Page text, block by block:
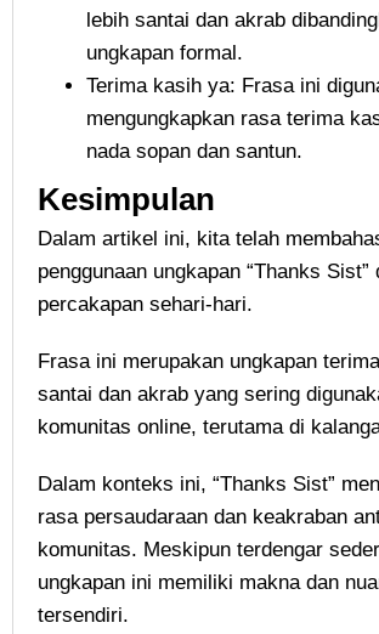
lebih santai dan akrab
ungkapan formal.
Terima kasih ya: Frasa ini
mengungkapkan rasa terima
nada sopan dan santun.
Kesimpulan
Dalam artikel ini, kita telah
penggunaan ungkapan “Thanks Sist”
percakapan sehari-hari.
Frasa ini merupakan ungkapan
santai dan akrab yang sering
komunitas online, terutama di
Dalam konteks ini, “Thanks Sist”
rasa persaudaraan dan keakraban
komunitas. Meskipun terdengar
ungkapan ini memiliki makna dan
tersendiri.